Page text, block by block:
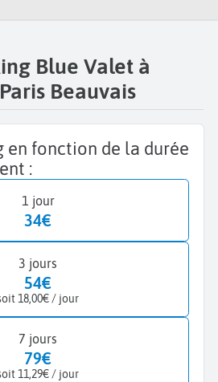
Blue Valet à
Beauvais
en fonction de la durée
:
1 jour
34€
3 jours
54€
18,00€ / jour
7 jours
79€
11,29€ / jour